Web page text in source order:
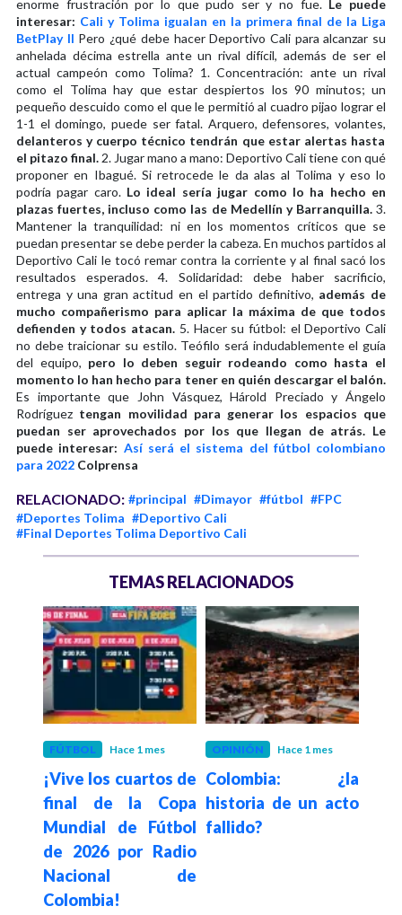
enorme frustración por lo que pudo ser y no fue. Le puede
interesar: Cali y Tolima igualan en la primera final de la Liga
BetPlay II Pero ¿qué debe hacer Deportivo Cali para alcanzar su
anhelada décima estrella ante un rival difícil, además de ser el
actual campeón como Tolima? 1. Concentración: ante un rival
como el Tolima hay que estar despiertos los 90 minutos; un
pequeño descuido como el que le permitió al cuadro pijao lograr el
1-1 el domingo, puede ser fatal. Arquero, defensores, volantes,
delanteros y cuerpo técnico tendrán que estar alertas hasta
el pitazo final. 2. Jugar mano a mano: Deportivo Cali tiene con qué
proponer en Ibagué. Si retrocede le da alas al Tolima y eso lo
podría pagar caro. Lo ideal sería jugar como lo ha hecho en
plazas fuertes, incluso como las de Medellín y Barranquilla.3.
Mantener la tranquilidad: ni en los momentos críticos que se
puedan presentar se debe perder la cabeza. En muchos partidos al
Deportivo Cali le tocó remar contra la corriente y al final sacó los
resultados esperados. 4. Solidaridad: debe haber sacrificio,
entrega y una gran actitud en el partido definitivo, además de
mucho compañerismo para aplicar la máxima de que todos
defienden y todos atacan. 5. Hacer su fútbol: el Deportivo Cali
no debe traicionar su estilo. Teófilo será indudablemente el guía
del equipo, pero lo deben seguir rodeando como hasta el
momento lo han hecho para tener en quién descargar el balón.
Es importante que John Vásquez, Hárold Preciado y Ángelo
Rodríguez tengan movilidad para generar los espacios que
puedan ser aprovechados por los que llegan de atrás. Le
puede interesar: Así será el sistema del fútbol colombiano
para 2022 Colprensa
RELACIONADO: #principal #Dimayor #fútbol #FPC
#Deportes Tolima #Deportivo Cali
#Final Deportes Tolima Deportivo Cali
TEMAS RELACIONADOS
FÚTBOL Hace 1 mes
¡Vive los cuartos de
final de la Copa
Mundial de Fútbol
de 2026 por Radio
Nacional de
Colombia!
OPINIÓN Hace 1 mes
Colombia: ¿la
historia de un acto
fallido?